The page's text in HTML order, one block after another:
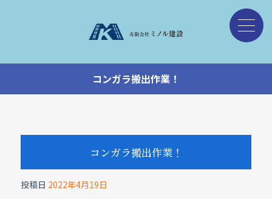
コンガラ搬出作業！
コンガラ搬出作業！
投稿日 2022年4月19日